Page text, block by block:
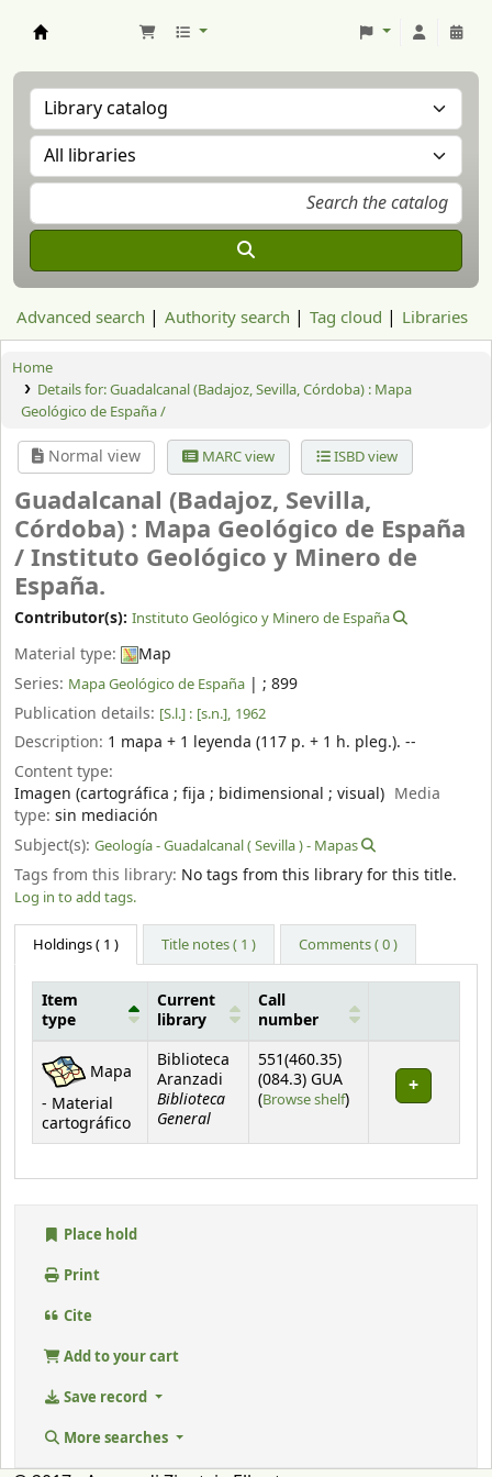
Advanced search Authority search Tag cloud Libraries
Home
Details for:Guadalcanal (Badajoz, Sevilla, Córdoba) : Mapa
Geológico de España /
Normal view MARC view ISBD view
Guadalcanal (Badajoz, Sevilla,
Córdoba) : Mapa Geológico de España
/Instituto Geológico y Minero de
España.
Contributor(s): Instituto Geológico y Minero de España
Material type:
Map
Series: Mapa Geológico de España | ; 899
Publication details: [S.l.] : [s.n.], 1962
Description: 1 mapa + 1 leyenda (117 p. + 1 h. pleg.). --
Content type:
Imagen (cartográfica ; fija ; bidimensional ; visual) Media
type: sin mediación
Subject(s): Geología - Guadalcanal ( Sevilla ) - Mapas
Tags from this library: No tags from this library for this title.
Log in to add tags.
Holdings( 1 ) Title notes ( 1 ) Comments ( 0 )
Holdings
Item
type
Current
library
Call
number
Mapa
- Material
cartográfico
Biblioteca
Aranzadi
Biblioteca
General
551(460.35)
(084.3) GUA
(Browse shelf(Opens below)
)
Place hold
Print
Cite
Add to your cart
Save record
More searches